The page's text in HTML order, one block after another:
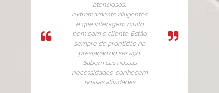
atenciosos,
extremamente diligentes
e que interagem muito
bem com o cliente. Estão
sempre de prontidão na
prestação do serviço.
Sabem das nossas
necessidades, conhecem
nossas atividades